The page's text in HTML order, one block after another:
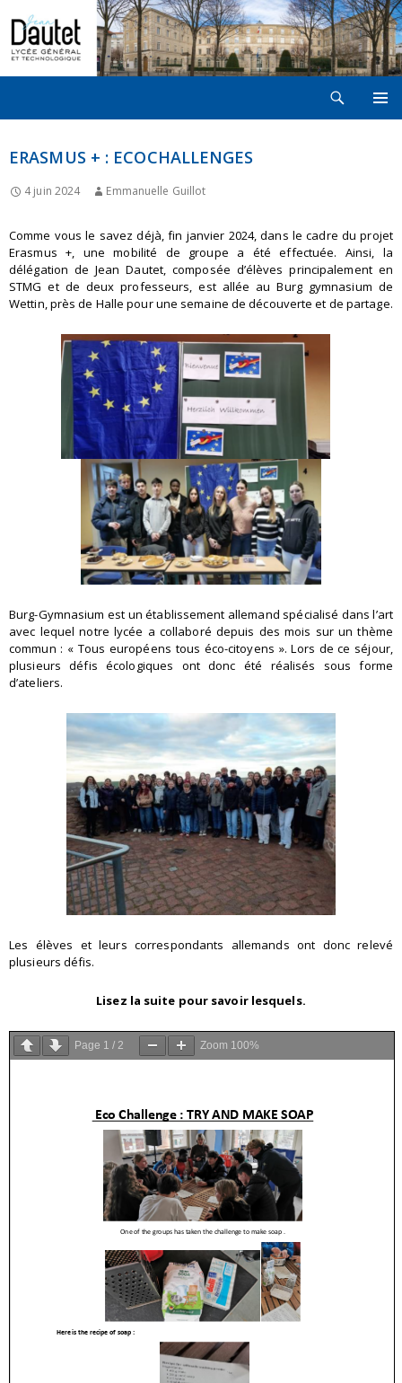
CONTENU
ERASMUS + : ECOCHALLENGES
4 juin 2024 Emmanuelle Guillot
Comme vous le savez déjà, fin janvier 2024, dans le cadre du projet
Erasmus +, une mobilité de groupe a été effectuée. Ainsi, la
délégation de Jean Dautet, composée d’élèves principalement en
STMG et de deux professeurs, est allée au Burg gymnasium de
Wettin, près de Halle pour une semaine de découverte et de partage.
Burg-Gymnasium est un établissement allemand spécialisé dans l’art
avec lequel notre lycée a collaboré depuis des mois sur un thème
commun : « Tous européens tous éco-citoyens ». Lors de ce séjour,
plusieurs défis écologiques ont donc été réalisés sous forme
d’ateliers.
Les élèves et leurs correspondants allemands ont donc relevé
plusieurs défis.
Lisez la suite pour savoir lesquels.
Page 1 / 2 Zoom 100%